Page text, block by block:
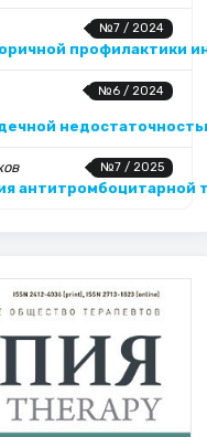
№7 / 2024
профилактики
№6 / 2024
№7 / 2025
антитромбоцитарной